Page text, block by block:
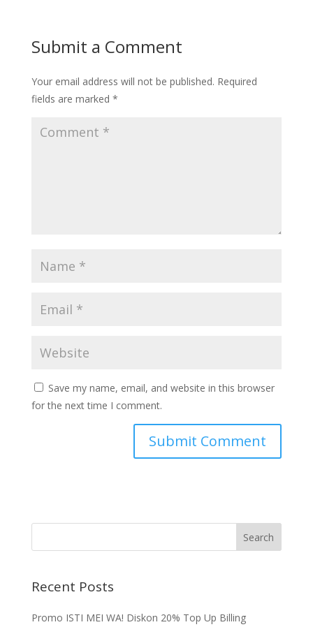
Submit a Comment
Your email address will not be published. Required
fields are marked *
Save my name, email, and website in this browser
for the next time I comment.
Recent Posts
Promo ISTI MEI WA! Diskon 20% Top Up Billing